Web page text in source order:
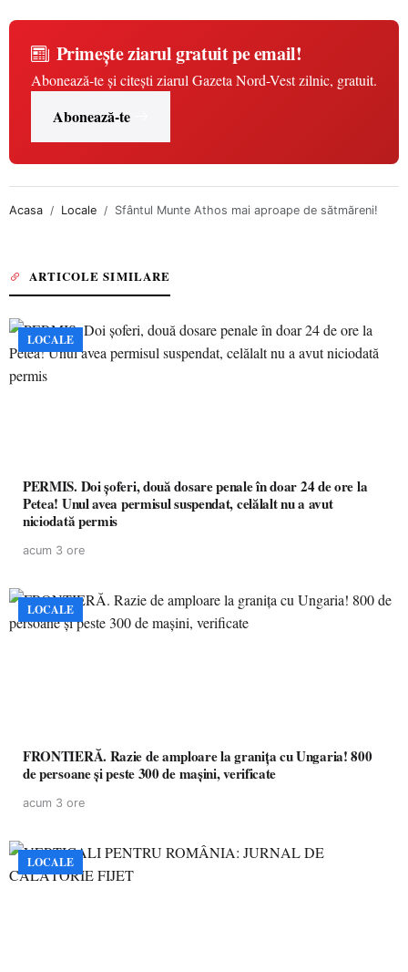
Primește ziarul gratuit pe email!
Abonează-te și citești ziarul Gazeta Nord-Vest zilnic, gratuit.
Abonează-te
Acasa Locale Sfântul Munte Athos mai aproape de sătmăreni!
ARTICOLE SIMILARE
LOCALE
PERMIS. Doi șoferi, două dosare penale în doar 24 de ore la
Petea! Unul avea permisul suspendat, celălalt nu a avut
niciodată permis
acum 3 ore
LOCALE
FRONTIERĂ. Razie de amploare la granița cu Ungaria! 800
de persoane și peste 300 de mașini, verificate
acum 3 ore
LOCALE